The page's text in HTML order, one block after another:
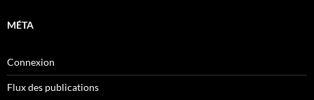
MÉTA
Connexion
Flux des publications